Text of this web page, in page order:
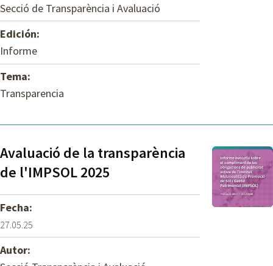
Secció de Transparència i Avaluació
Edición:
Informe
Tema:
Transparencia
Avaluació de la transparència
de l'IMPSOL 2025
Fecha:
27.05.25
Autor: